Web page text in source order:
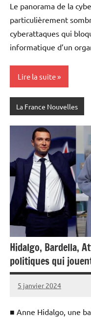
Le panorama de la
particulièrement
cyberattaques qui
informatique d’un
Lire la suite
La France Nouvelles
Hidalgo, Bardella,
politiques qui
5 janvier 2024
Admins
■ Anne Hidalgo, une